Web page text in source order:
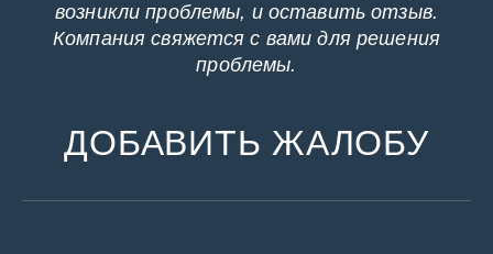
возникли проблемы, и оставить отзыв.
Компания свяжется с вами для решения
проблемы.
ДОБАВИТЬ ЖАЛОБУ